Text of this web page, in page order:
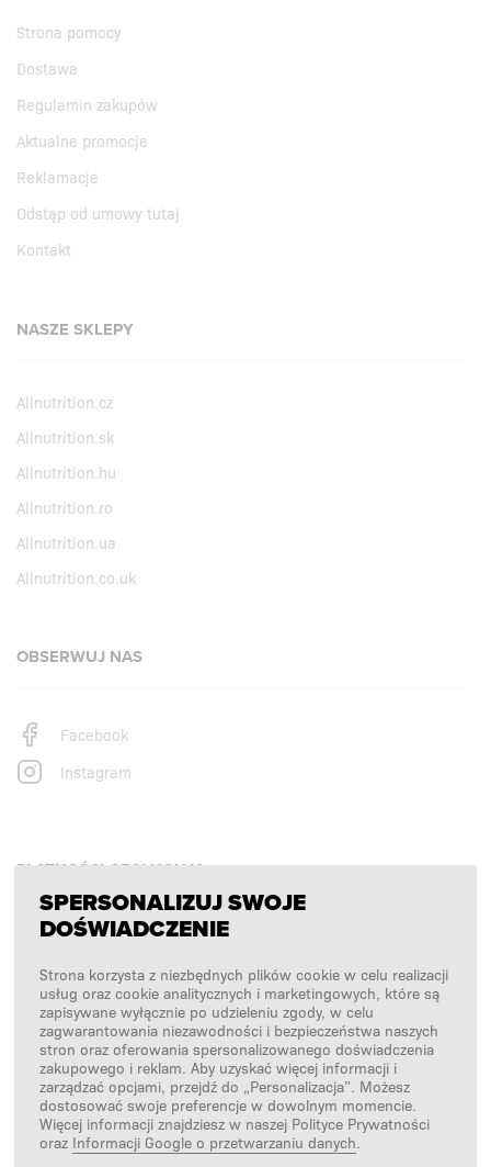
Strona pomocy
Dostawa
Regulamin zakupów
Aktualne promocje
Reklamacje
Odstąp od umowy tutaj
Kontakt
NASZE SKLEPY
Allnutrition.cz
Allnutrition.sk
Allnutrition.hu
Allnutrition.ro
Allnutrition.ua
Allnutrition.co.uk
OBSERWUJ NAS
Facebook
Instagram
PŁATNOŚCI OBSŁUGUJĄ
NASI PARTNERZY LOGISTYCZNI
SPERSONALIZUJ SWOJE
DOŚWIADCZENIE
Strona korzysta z niezbędnych plików cookie w celu realizacji
usług oraz cookie analitycznych i marketingowych, które są
zapisywane wyłącznie po udzieleniu zgody, w celu
zagwarantowania niezawodności i bezpieczeństwa naszych
stron oraz oferowania spersonalizowanego doświadczenia
zakupowego i reklam. Aby uzyskać więcej informacji i
zarządzać opcjami, przejdź do „Personalizacja”. Możesz
dostosować swoje preferencje w dowolnym momencie.
Więcej informacji znajdziesz w naszej Polityce Prywatności
oraz Informacji Google o przetwarzaniu danych.